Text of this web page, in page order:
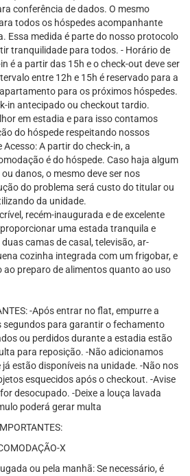
conferência de dados. O mesmo
todos os hóspedes acompanhante
Essa medida é parte do nosso protocolo
tranquilidade para todos. - Horário de
é a partir das 15h e o check-out deve ser
entre 12h e 15h é reservado para a
para os próximos hóspedes.
in antecipado ou checkout tardio.
em estadia e para isso contamos
do hóspede respeitando nossos
A partir do check-in, a
é do hóspede. Caso haja algum
danos, o mesmo deve ser nos
do problema será custo do titular ou
da unidade.
recém-inaugurada e de excelente
uma estada tranquila e
camas de casal, televisão, ar-
cozinha integrada com um frigobar, e
ao preparo de alimentos quanto ao uso
-Após entrar no flat, empurre a
segundos para garantir o fechamento
ou perdidos durante a estadia estão
para reposição. -Não adicionamos
estão disponíveis na unidade. -Não nos
esquecidos após o checkout. -Avise
desocupado. -Deixe a louça lavada
poderá gerar multa
X
ou pela manhã: Se necessário, é